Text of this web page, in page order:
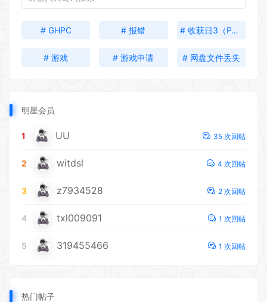
# GHPC # 报错 # 收获日3（PAY DAY 3）
# 游戏 # 游戏申请 # 网盘文件丢失
明星会员
1 UU 35 次回帖
2 witdsl 4 次回帖
3 z7934528 2 次回帖
4 txl009091 1 次回帖
5 319455466 1 次回帖
热门帖子